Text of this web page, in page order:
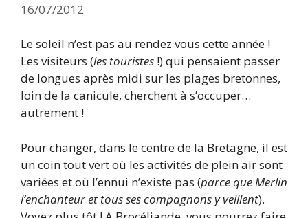
16/07/2012
Le soleil n’est pas au rendez vous cette année !
Les visiteurs (les touristes !) qui pensaient passer
de longues après midi sur les plages bretonnes,
loin de la canicule, cherchent à s’occuper…
autrement !
Pour changer, dans le centre de la Bretagne, il est
un coin tout vert où les activités de plein air sont
variées et où l’ennui n’existe pas (parce que Merlin
l’enchanteur et tous ses compagnons y veillent).